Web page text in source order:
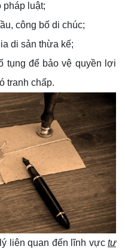
luật;
công bố di chúc;
di sản thừa kế;
tụng để bảo vệ quyền lợi
tranh chấp.
liên quan đến lĩnh vực tư